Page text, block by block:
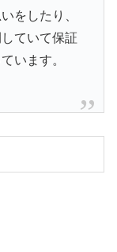
をしたり、
ていて保証
います。